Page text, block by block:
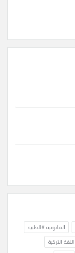
القانونية #الطبية
اللغة التركية